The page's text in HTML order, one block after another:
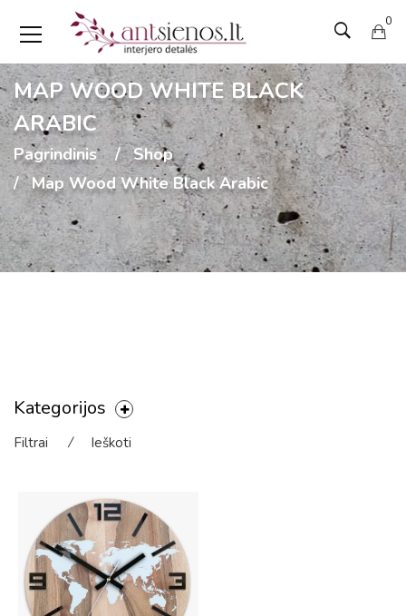
0
MAP WOOD WHITE BLACK
ARABIC
Pagrindinis
Shop
Map Wood White Black Arabic
Kategorijos
Filtrai ⁄ Ieškoti